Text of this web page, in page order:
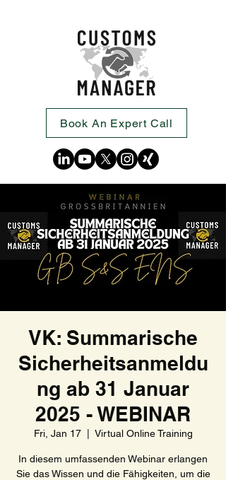
Book An Expert Call
VK: Summarische
Sicherheitsanmeldu
ng ab 31 Januar
2025 - WEBINAR
Fri, Jan 17
  |
Virtual Online Training
In diesem umfassenden Webinar erlangen
Sie das Wissen und die Fähigkeiten, um die